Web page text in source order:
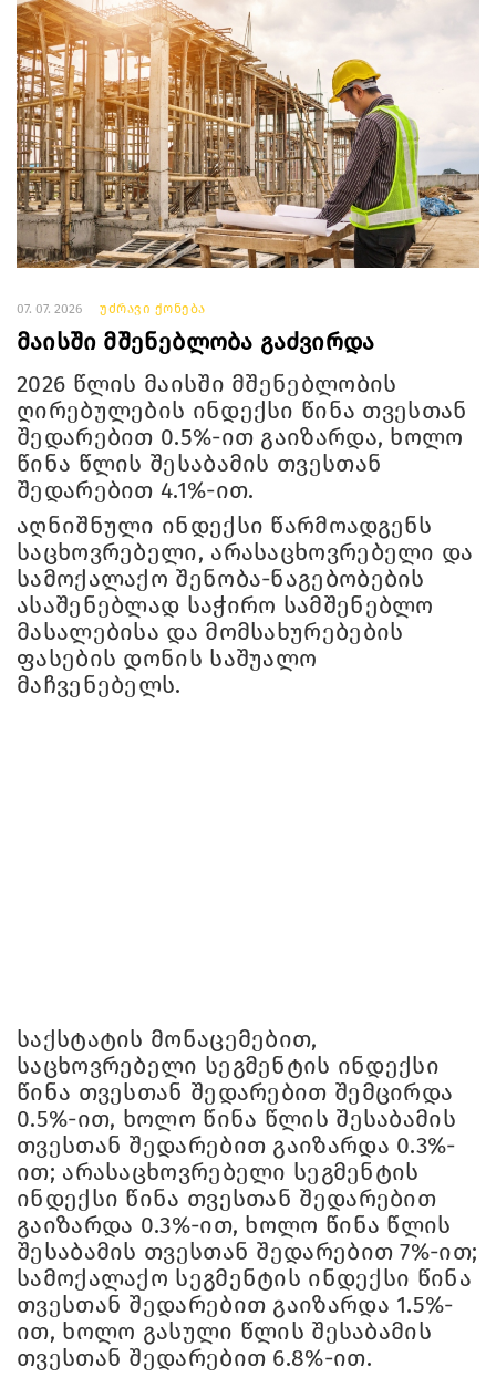
07. 07. 2026 უძრავი ქონება
მაისში მშენებლობა გაძვირდა
2026 წლის მაისში მშენებლობის
ღირებულების ინდექსი წინა თვესთან
შედარებით 0.5%-ით გაიზარდა, ხოლო
წინა წლის შესაბამის თვესთან
შედარებით 4.1%-ით.
აღნიშნული ინდექსი წარმოადგენს
საცხოვრებელი, არასაცხოვრებელი და
სამოქალაქო შენობა-ნაგებობების
ასაშენებლად საჭირო სამშენებლო
მასალებისა და მომსახურებების
ფასების დონის საშუალო
მაჩვენებელს.
საქსტატის მონაცემებით,
საცხოვრებელი სეგმენტის ინდექსი
წინა თვესთან შედარებით შემცირდა
0.5%-ით, ხოლო წინა წლის შესაბამის
თვესთან შედარებით გაიზარდა 0.3%-
ით; არასაცხოვრებელი სეგმენტის
ინდექსი წინა თვესთან შედარებით
გაიზარდა 0.3%-ით, ხოლო წინა წლის
შესაბამის თვესთან შედარებით 7%-ით;
სამოქალაქო სეგმენტის ინდექსი წინა
თვესთან შედარებით გაიზარდა 1.5%-
ით, ხოლო გასული წლის შესაბამის
თვესთან შედარებით 6.8%-ით.